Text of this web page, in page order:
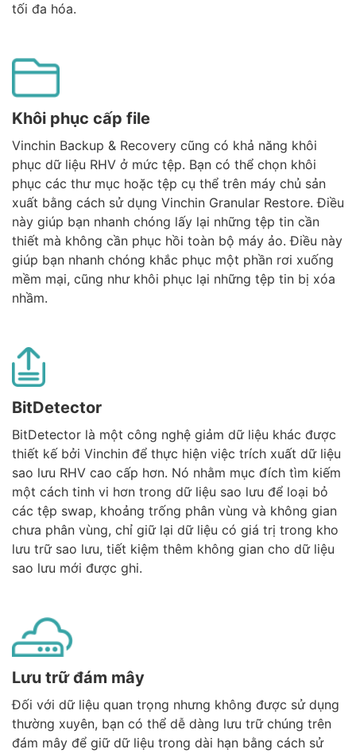
tối đa hóa.
Khôi phục cấp file
Vinchin Backup & Recovery cũng có khả năng khôi
phục dữ liệu RHV ở mức tệp. Bạn có thể chọn khôi
phục các thư mục hoặc tệp cụ thể trên máy chủ sản
xuất bằng cách sử dụng Vinchin Granular Restore. Điều
này giúp bạn nhanh chóng lấy lại những tệp tin cần
thiết mà không cần phục hồi toàn bộ máy ảo. Điều này
giúp bạn nhanh chóng khắc phục một phần rơi xuống
mềm mại, cũng như khôi phục lại những tệp tin bị xóa
nhầm.
BitDetector
BitDetector là một công nghệ giảm dữ liệu khác được
thiết kế bởi Vinchin để thực hiện việc trích xuất dữ liệu
sao lưu RHV cao cấp hơn. Nó nhằm mục đích tìm kiếm
một cách tinh vi hơn trong dữ liệu sao lưu để loại bỏ
các tệp swap, khoảng trống phân vùng và không gian
chưa phân vùng, chỉ giữ lại dữ liệu có giá trị trong kho
lưu trữ sao lưu, tiết kiệm thêm không gian cho dữ liệu
sao lưu mới được ghi.
Lưu trữ đám mây
Đối với dữ liệu quan trọng nhưng không được sử dụng
thường xuyên, bạn có thể dễ dàng lưu trữ chúng trên
đám mây để giữ dữ liệu trong dài hạn bằng cách sử